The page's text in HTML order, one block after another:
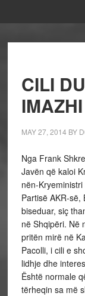
CILI
MAY 27, 2014 BY
Nga Frank
Javën që kaloi
nën-
Partisë AKR-së,
biseduar, siç
në Shqipëri. Në
pritën mirë në
Pacolli, i cili e
lidhje dhe
Është normale
tërheqin sa më